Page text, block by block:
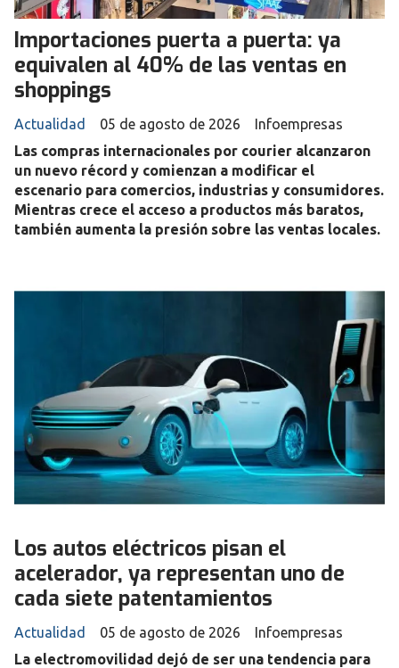
Importaciones puerta a puerta: ya
equivalen al 40% de las ventas en
shoppings
Infoempresas
Actualidad
05 de agosto de 2026
Las compras internacionales por courier alcanzaron
un nuevo récord y comienzan a modificar el
escenario para comercios, industrias y consumidores.
Mientras crece el acceso a productos más baratos,
también aumenta la presión sobre las ventas locales.
Los autos eléctricos pisan el
acelerador, ya representan uno de
cada siete patentamientos
Infoempresas
Actualidad
05 de agosto de 2026
La electromovilidad dejó de ser una tendencia para